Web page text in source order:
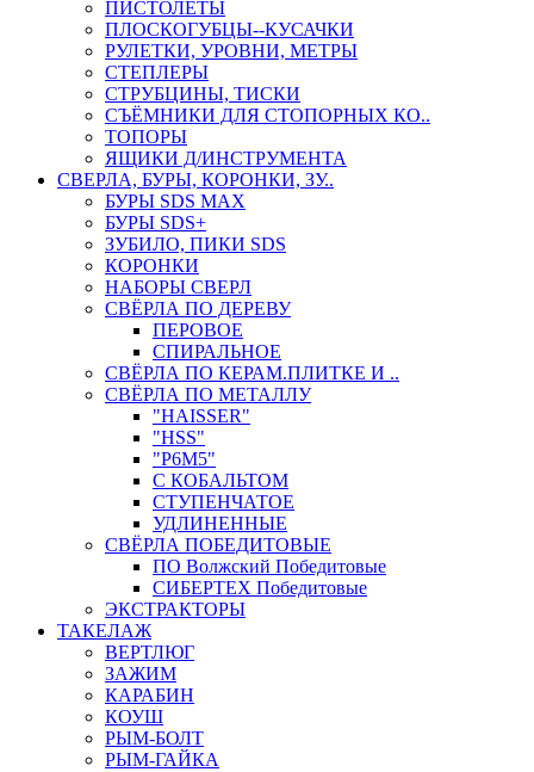
ПИСТОЛЕТЫ
ПЛОСКОГУБЦЫ--КУСАЧКИ
РУЛЕТКИ, УРОВНИ, МЕТРЫ
СТЕПЛЕРЫ
СТРУБЦИНЫ, ТИСКИ
СЪЁМНИКИ ДЛЯ СТОПОРНЫХ КО..
ТОПОРЫ
ЯЩИКИ Д/ИНСТРУМЕНТА
СВЕРЛА, БУРЫ, КОРОНКИ, ЗУ..
БУРЫ SDS MAX
БУРЫ SDS+
ЗУБИЛО, ПИКИ SDS
КОРОНКИ
НАБОРЫ СВЕРЛ
СВЁРЛА ПО ДЕРЕВУ
ПЕРОВОЕ
СПИРАЛЬНОЕ
СВЁРЛА ПО КЕРАМ.ПЛИТКЕ И ..
СВЁРЛА ПО МЕТАЛЛУ
"HAISSER"
"HSS"
"Р6М5"
С КОБАЛЬТОМ
СТУПЕНЧАТОЕ
УДЛИНЕННЫЕ
СВЁРЛА ПОБЕДИТОВЫЕ
ПО Волжский Победитовые
СИБЕРТЕХ Победитовые
ЭКСТРАКТОРЫ
ТАКЕЛАЖ
ВЕРТЛЮГ
ЗАЖИМ
КАРАБИН
КОУШ
РЫМ-БОЛТ
РЫМ-ГАЙКА